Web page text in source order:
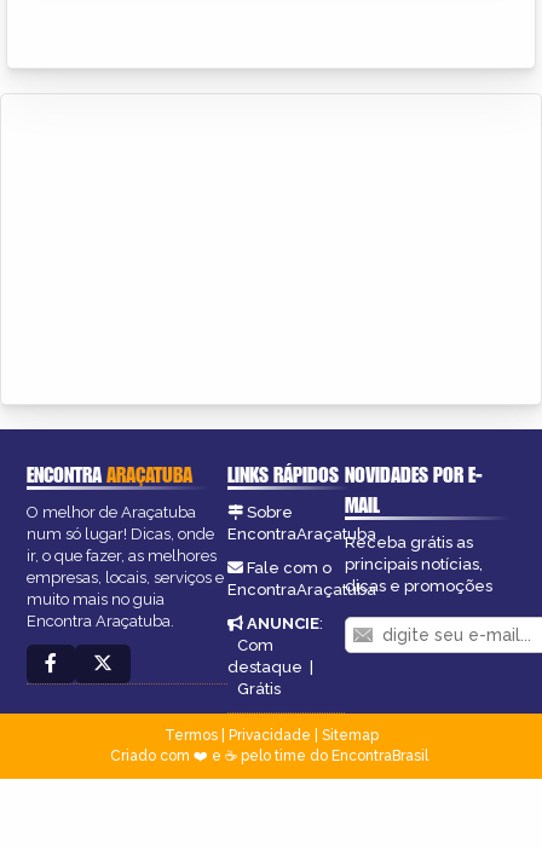
ENCONTRAARAÇATUBA
O melhor de Araçatuba
num só lugar! Dicas, onde
ir, o que fazer, as melhores
empresas, locais, serviços e
muito mais no guia
Encontra Araçatuba.
LINKS RÁPIDOS
Sobre
EncontraAraçatuba
Fale com o
EncontraAraçatuba
ANUNCIE:
Com
destaque |
Grátis
NOVIDADES POR E-
MAIL
Receba grátis as
principais notícias,
dicas e promoções
Termos| Privacidade
Sitemap
Criado com ❤️ e ☕ pelo time do EncontraBrasil